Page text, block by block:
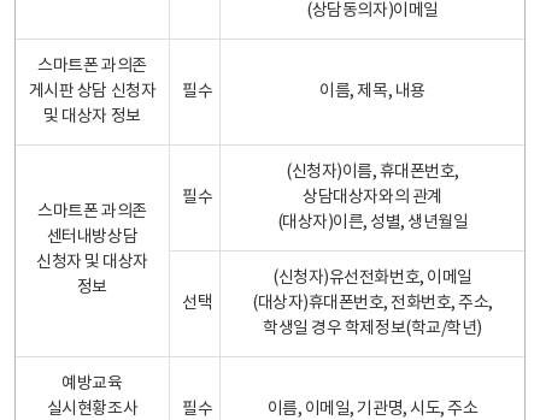
(상담동의자)이메일
스마트폰 과의존
게시판 상담 신청자
및 대상자 정보
필수 이름, 제목, 내용
스마트폰 과의존
센터내방상담
신청자 및 대상자
정보
필수
(신청자)이름, 휴대폰번호,
상담대상자와의 관계
(대상자)이른, 성별, 생년월일
선택
(신청자)유선전화번호, 이메일
(대상자)휴대폰번호, 전화번호, 주소,
학생일 경우 학제정보(학교/학년)
예방교육
실시현황조사
필수 이름, 이메일, 기관명, 시도, 주소